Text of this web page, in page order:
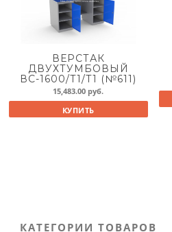
ВЕРСТАК
ДВУХТУМБОВЫЙ
ВС-1600/Т1/Т1 (№611)
15,483.00 руб.
КУПИТЬ
КАТЕГОРИИ ТОВАРОВ